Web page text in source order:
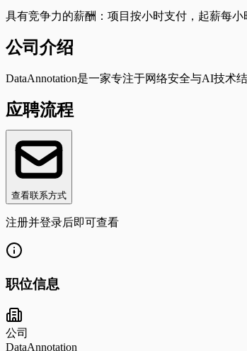
具有竞争力的薪酬：项目按小时支付，起薪每
公司介绍
DataAnnotation是一家专注于网络安全与AI技术
应聘流程
查看联系方式
注册并登录后即可查看
职位信息
公司
DataAnnotation